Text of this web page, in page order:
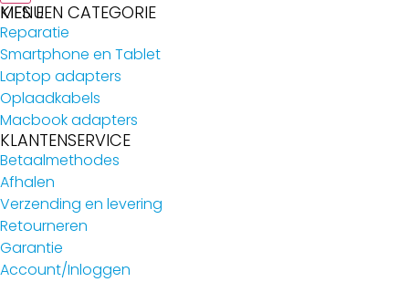
MENU
KIES EEN CATEGORIE
Reparatie
Smartphone en Tablet
Laptop adapters
Oplaadkabels
Macbook adapters
KLANTENSERVICE
Betaalmethodes
Afhalen
Verzending en levering
Retourneren
Garantie
Account/Inloggen